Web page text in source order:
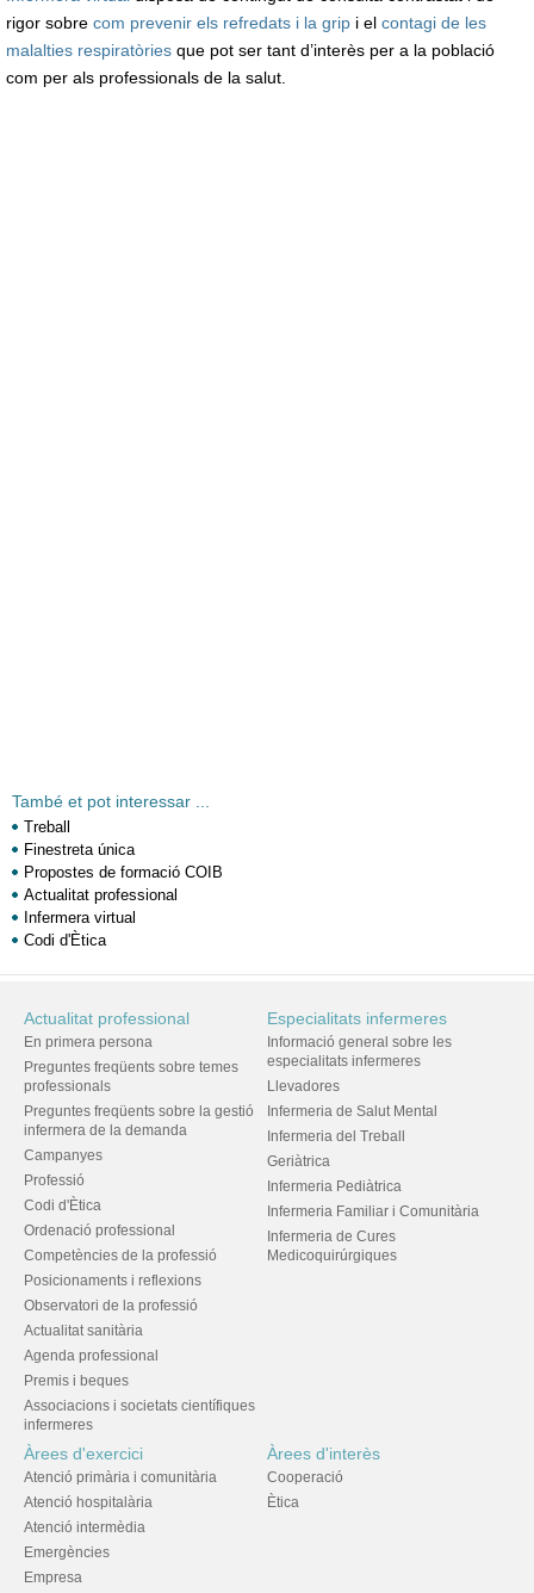
rigor sobre com prevenir els refredats i la grip i el contagi de les
malalties respiratòries que pot ser tant d’interès per a la població
com per als professionals de la salut.
També et pot interessar ...
Treball
Finestreta única
Propostes de formació COIB
Actualitat professional
Infermera virtual
Codi d'Ètica
Actualitat professional
En primera persona
Preguntes freqüents sobre temes
professionals
Preguntes freqüents sobre la gestió
infermera de la demanda
Campanyes
Professió
Codi d'Ètica
Ordenació professional
Competències de la professió
Posicionaments i reflexions
Observatori de la professió
Actualitat sanitària
Agenda professional
Premis i beques
Associacions i societats científiques
infermeres
Especialitats infermeres
Informació general sobre les
especialitats infermeres
Llevadores
Infermeria de Salut Mental
Infermeria del Treball
Geriàtrica
Infermeria Pediàtrica
Infermeria Familiar i Comunitària
Infermeria de Cures
Medicoquirúrgiques
Àrees d'exercici
Atenció primària i comunitària
Atenció hospitalària
Atenció intermèdia
Emergències
Empresa
Àrees d'interès
Cooperació
Ètica